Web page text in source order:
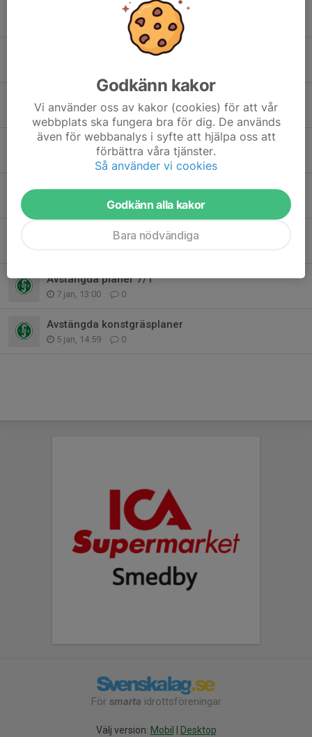
Hos oss kan du använda Fritidskortet
0
Avstängda planer 6-8 februari
25 jan, 07:05 0
Inför lördagens träningar på konstgräsplanerna
23 jan, 16:28 0
Årsmöte 2026
20 jan, 10:29 0
Avstängda planer 13/1
Avstängda planer 7/1
7 jan, 13:00 0
Avstängda konstgräsplaner
5 jan, 14:59 0
För smarta idrottsföreningar
Välj version: Mobil | Desktop
Godkänn kakor
Vi använder oss av kakor (cookies) för att vår
webbplats ska fungera bra för dig. De används
även för webbanalys i syfte att hjälpa oss att
förbättra våra tjänster.
Så använder vi cookies
Godkänn alla kakor
Bara nödvändiga